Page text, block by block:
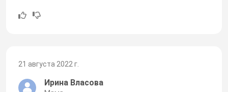
21 августа 2022 г.
Ирина Власова